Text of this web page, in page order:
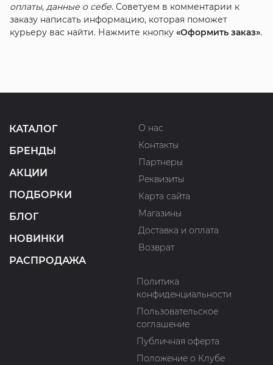
оплаты, данные о себе. Советуем в комментарии к
заказу написать информацию, которая поможет
курьеру вас найти. Нажмите кнопку «Оформить заказ».
КАТАЛОГ
БРЕНДЫ
АКЦИИ
ПОДБОРКИ
БЛОГ
НОВИНКИ
РАСПРОДАЖА
О нас
Контакты
Партнеры
Реквизиты
Карта сайта
Магазины
Доставка и оплата
Возврат
Политика
конфиденциальности
Пользовательское
соглашение
Публичная оферта
Положение о Клубе